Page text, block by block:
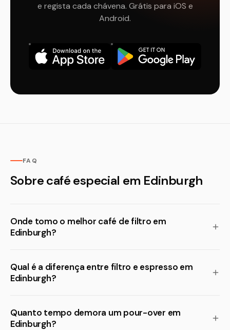
e regista cada chávena. Grátis para iOS e
Android.
FAQ
Sobre café especial em Edinburgh
Onde tomo o melhor café de filtro em
Edinburgh?
Qual é a diferença entre filtro e espresso em
Edinburgh?
Quanto tempo demora um pour-over em
Edinburgh?